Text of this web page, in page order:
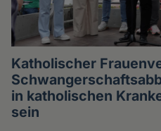
Katholischer
in katholischen
sein